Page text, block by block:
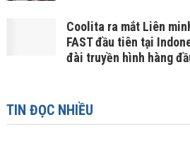
Coolita ra mắt Liên
FAST đầu tiên tại
đài truyền hình hàng
TIN ĐỌC NHIỀU